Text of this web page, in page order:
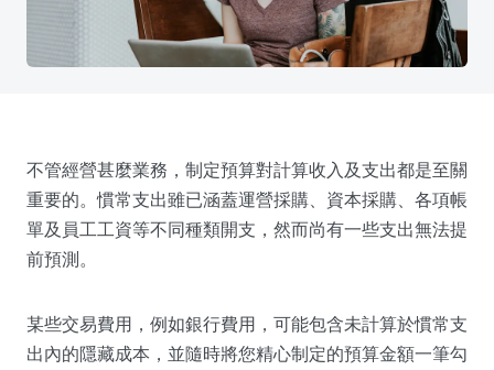
不管經營甚麼業務，制定預算對計算收入及支出都是至關
重要的。慣常支出雖已涵蓋運營採購、資本採購、各項帳
單及員工工資等不同種類開支，然而尚有一些支出無法提
前預測。
某些交易費用，例如銀行費用，可能包含未計算於慣常支
出內的隱藏成本，並隨時將您精心制定的預算金額一筆勾